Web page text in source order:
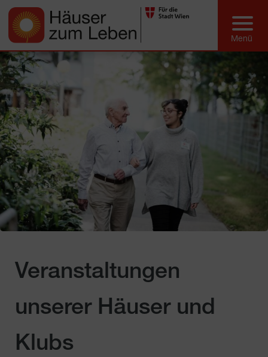
Veranstaltungen
unserer Häuser und
Klubs